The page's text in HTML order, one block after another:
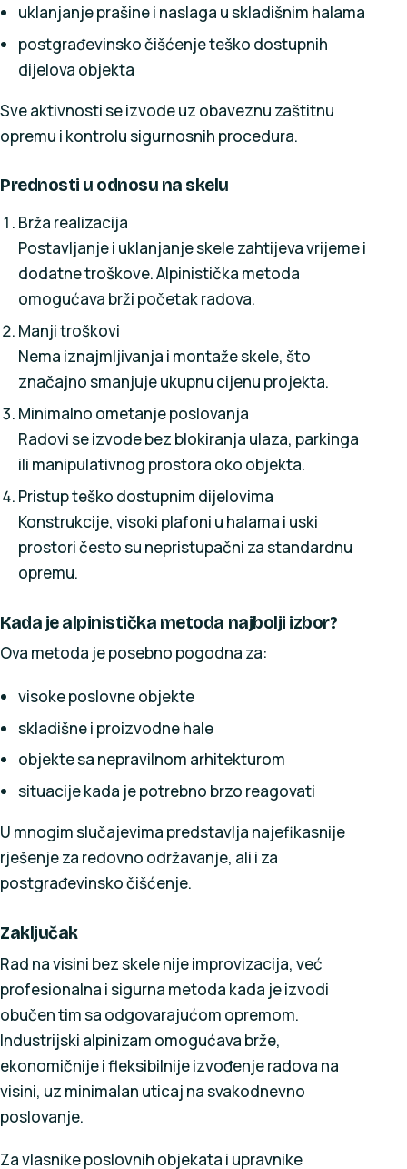
uklanjanje prašine i naslaga u skladišnim halama
postgrađevinsko čišćenje teško dostupnih
dijelova objekta
Sve aktivnosti se izvode uz obaveznu zaštitnu
opremu i kontrolu sigurnosnih procedura.
Prednosti u odnosu na skelu
Brža realizacija
Postavljanje i uklanjanje skele zahtijeva vrijeme i
dodatne troškove. Alpinistička metoda
omogućava brži početak radova.
Manji troškovi
Nema iznajmljivanja i montaže skele, što
značajno smanjuje ukupnu cijenu projekta.
Minimalno ometanje poslovanja
Radovi se izvode bez blokiranja ulaza, parkinga
ili manipulativnog prostora oko objekta.
Pristup teško dostupnim dijelovima
Konstrukcije, visoki plafoni u halama i uski
prostori često su nepristupačni za standardnu
opremu.
Kada je alpinistička metoda najbolji izbor?
Ova metoda je posebno pogodna za:
visoke poslovne objekte
skladišne i proizvodne hale
objekte sa nepravilnom arhitekturom
situacije kada je potrebno brzo reagovati
U mnogim slučajevima predstavlja najefikasnije
rješenje za redovno održavanje, ali i za
postgrađevinsko čišćenje.
Zaključak
Rad na visini bez skele nije improvizacija, već
profesionalna i sigurna metoda kada je izvodi
obučen tim sa odgovarajućom opremom.
Industrijski alpinizam omogućava brže,
ekonomičnije i fleksibilnije izvođenje radova na
visini, uz minimalan uticaj na svakodnevno
poslovanje.
Za vlasnike poslovnih objekata i upravnike